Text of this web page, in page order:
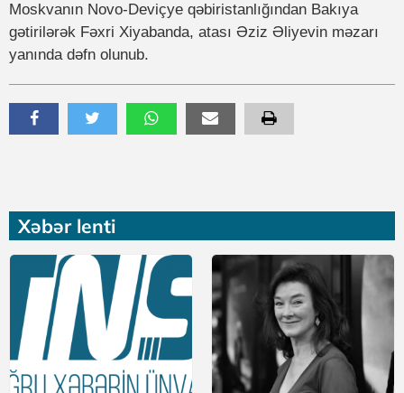
Xəbər lenti
Moskvanın Novo-Deviçye qəbiristanlığından Bakıya
gətirilərək Fəxri Xiyabanda, atası Əziz Əliyevin məzarı
yanında dəfn olunub.